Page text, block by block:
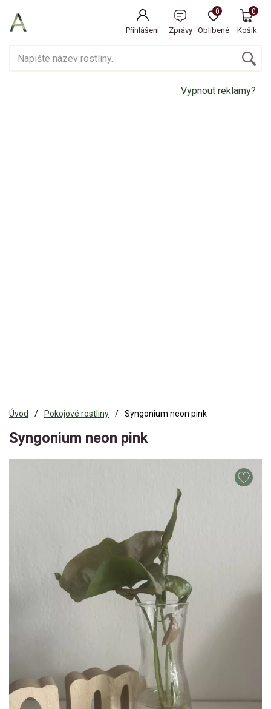
Přihlášení Zprávy Oblíbené
0
Košík
0
Vypnout reklamy?
Úvod Pokojové rostliny Syngonium neon pink
Syngonium neon pink